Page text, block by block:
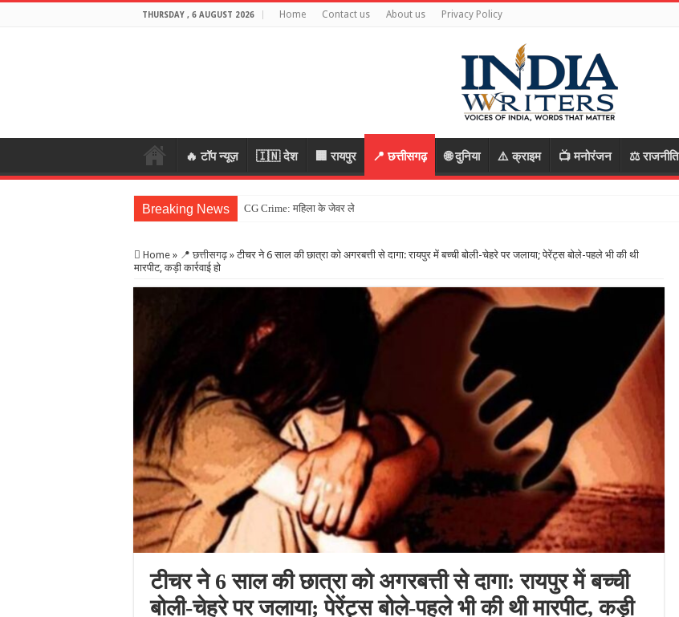
THURSDAY , 6 AUGUST 2026 Home Contact us About us Privacy Policy
🔥 टॉप न्यूज़ 🇮🇳 देश 🏢 रायपुर 📍 छत्तीसगढ़ 🌐 दुनिया ⚠️ क्राइम 📺 मनोरंजन ⚖️ राजनीति
Breaking News CG Crime: महिला के जेवर लेकर भागे आरोपी, रास्ता पूछकर बातों में उलझा
Home » 📍 छत्तीसगढ़ » टीचर ने 6 साल की छात्रा को अगरबत्ती से दागा: रायपुर में बच्ची बोली-चेहरे पर जलाया; पेरेंट्स बोले-पहले भी की थी
मारपीट, कड़ी कार्रवाई हो
टीचर ने 6 साल की छात्रा को अगरबत्ती से दागा: रायपुर में बच्ची
बोली-चेहरे पर जलाया; पेरेंट्स बोले-पहले भी की थी मारपीट, कड़ी